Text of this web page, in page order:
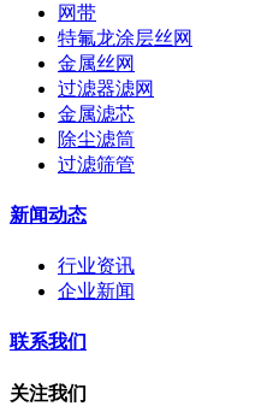
网带
特氟龙涂层丝网
金属丝网
过滤器滤网
金属滤芯
除尘滤筒
过滤筛管
新闻动态
行业资讯
企业新闻
联系我们
关注我们